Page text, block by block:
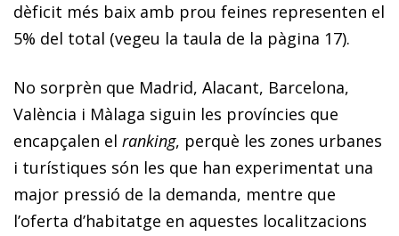
dèficit més baix amb prou feines representen el
5% del total (vegeu la taula de la pàgina 17).
No sorprèn que Madrid, Alacant, Barcelona,
València i Màlaga siguin les províncies que
encapçalen el ranking, perquè les zones urbanes
i turístiques són les que han experimentat una
major pressió de la demanda, mentre que
l’oferta d’habitatge en aquestes localitzacions